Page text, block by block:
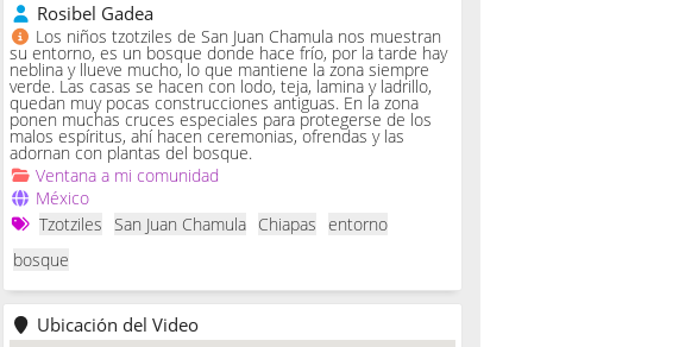
Rosibel Gadea
Los niños tzotziles de San Juan Chamula nos muestran
su entorno, es un bosque donde hace frío, por la tarde hay
neblina y llueve mucho, lo que mantiene la zona siempre
verde. Las casas se hacen con lodo, teja, lamina y ladrillo,
quedan muy pocas construcciones antiguas. En la zona
ponen muchas cruces especiales para protegerse de los
malos espíritus, ahí hacen ceremonias, ofrendas y las
adornan con plantas del bosque.
Ventana a mi comunidad
México
Tzotziles San Juan Chamula Chiapas entorno
bosque
Ubicación del Video